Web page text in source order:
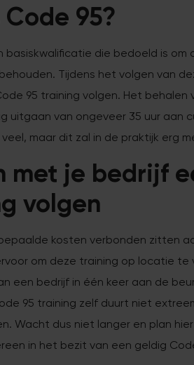
95?
basiskwalificatie die bedoeld is om
Tijdens het volgen van
95 training volgen. Het
uitgaan van ongeveer 35 uur aan
maar dit zal in de praktijk erg
met je bedrijf
volgen
kosten verbonden zitten
om deze training op locatie te
een bedrijf in één keer aan de
95 training zelf duurt niet
Wacht dus niet langer en plan
in het bezit van een geldig